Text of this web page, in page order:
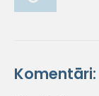
Komentāri: